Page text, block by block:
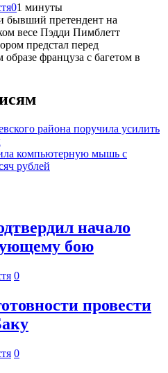
01 минуты
бывший претендент на
весе Пэдди Пимблетт
предстал перед
француза с багетом в
района поручила усилить
компьютерную мышь с
рублей
начало
бою
0
провести
0